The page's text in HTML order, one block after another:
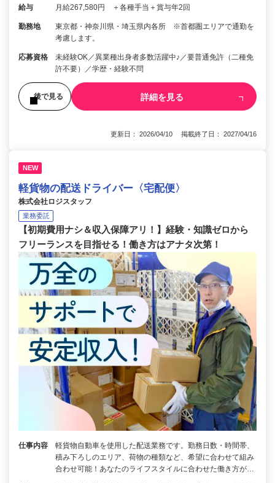
給与 月給267,580円 ＋各種手当＋賞与年2回
勤務地
東京都・神奈川県・埼玉県内各所 ※首都圏エリアで通勤を
考慮します。
応募資格
未経験OK／異業種出身者多数活躍中♪／要普通免許（二種免
許不要）／学歴・経験不問
後で見る 詳細を見る
更新日： 2026/04/10 掲載終了日： 2027/04/16
NEW
軽貨物の配送ドライバー〈宅配便〉
株式会社ロジスタッフ
業務委託
【初期費用ナシ＆収入保障アリ！】経験・知識ゼロから
フリーランスを目指せる！働き方はアナタ次第！
仕事内容
軽貨物自動車を使用した配送業務です。勤務日数・時間帯、
積み下ろしのエリア、荷物の種類など、希望に合わせて組み
合わせ可能！あなたのライフスタイルに合わせた働き方が…